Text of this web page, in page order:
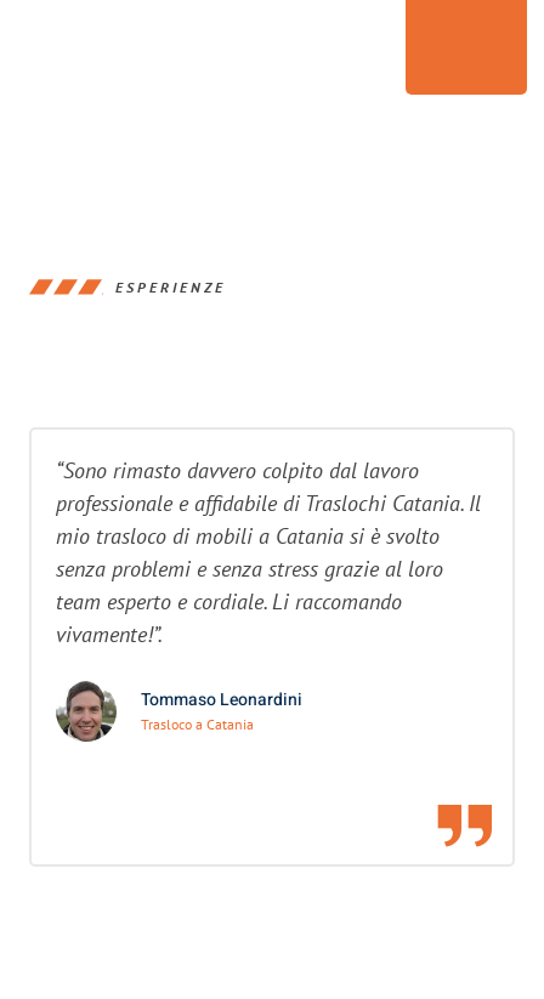
ESPERIENZE
“Sono rimasto davvero colpito dal lavoro
professionale e affidabile di Traslochi Catania. Il
mio trasloco di mobili a Catania si è svolto
senza problemi e senza stress grazie al loro
team esperto e cordiale. Li raccomando
vivamente!”.
Tommaso Leonardini
Trasloco a Catania